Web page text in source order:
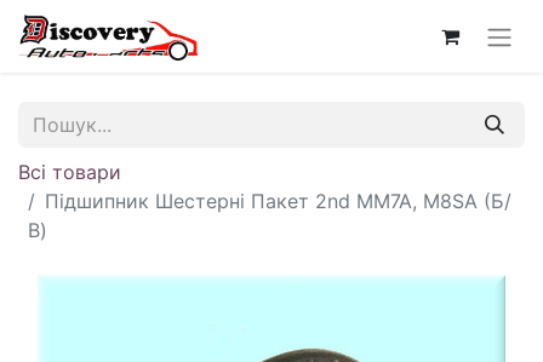
Всі товари
Підшипник Шестерні Пакет 2nd MM7A, M8SA (Б/
В)